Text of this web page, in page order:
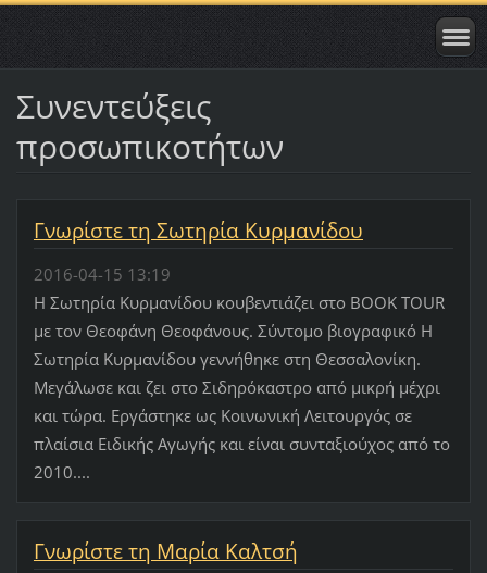
Συνεντεύξεις
προσωπικοτήτων
Γνωρίστε τη Σωτηρία Κυρμανίδου
2016-04-15 13:19
Η Σωτηρία Κυρμανίδου κουβεντιάζει στο BOOK TOUR
με τον Θεοφάνη Θεοφάνους. Σύντομο βιογραφικό Η
Σωτηρία Κυρμανίδου γεννήθηκε στη Θεσσαλονίκη.
Μεγάλωσε και ζει στο Σιδηρόκαστρο από μικρή μέχρι
και τώρα. Εργάστηκε ως Κοινωνική Λειτουργός σε
πλαίσια Ειδικής Αγωγής και είναι συνταξιούχος από το
2010....
Γνωρίστε τη Μαρία Καλτσή